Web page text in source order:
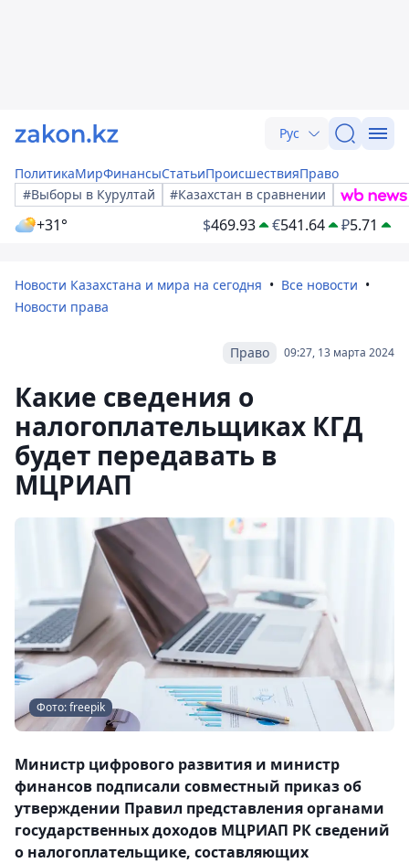
Рус
ПолитикаМирФинансыСтатьиПроисшествияПраво
#Выборы в Курултай
#Казахстан в сравнении
+31° $469.93 €541.64 ₽5.71
Новости Казахстана и мира на сегодня
Все новости
Новости права
09:27, 13 марта 2024
Право
Какие сведения о
налогоплательщиках КГД
будет передавать в
МЦРИАП
Фото: freepik
Министр цифрового развития и министр
финансов подписали совместный приказ об
утверждении Правил представления органами
государственных доходов МЦРИАП РК сведений
о налогоплательщике, составляющих